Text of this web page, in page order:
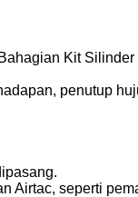
Kit
penutup
seperti